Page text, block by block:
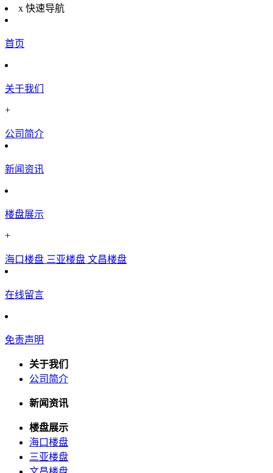
x 快速导航
首页
关于我们
+
公司简介
新闻资讯
楼盘展示
+
海口楼盘 三亚楼盘 文昌楼盘
在线留言
免责声明
关于我们
公司简介
新闻资讯
楼盘展示
海口楼盘
三亚楼盘